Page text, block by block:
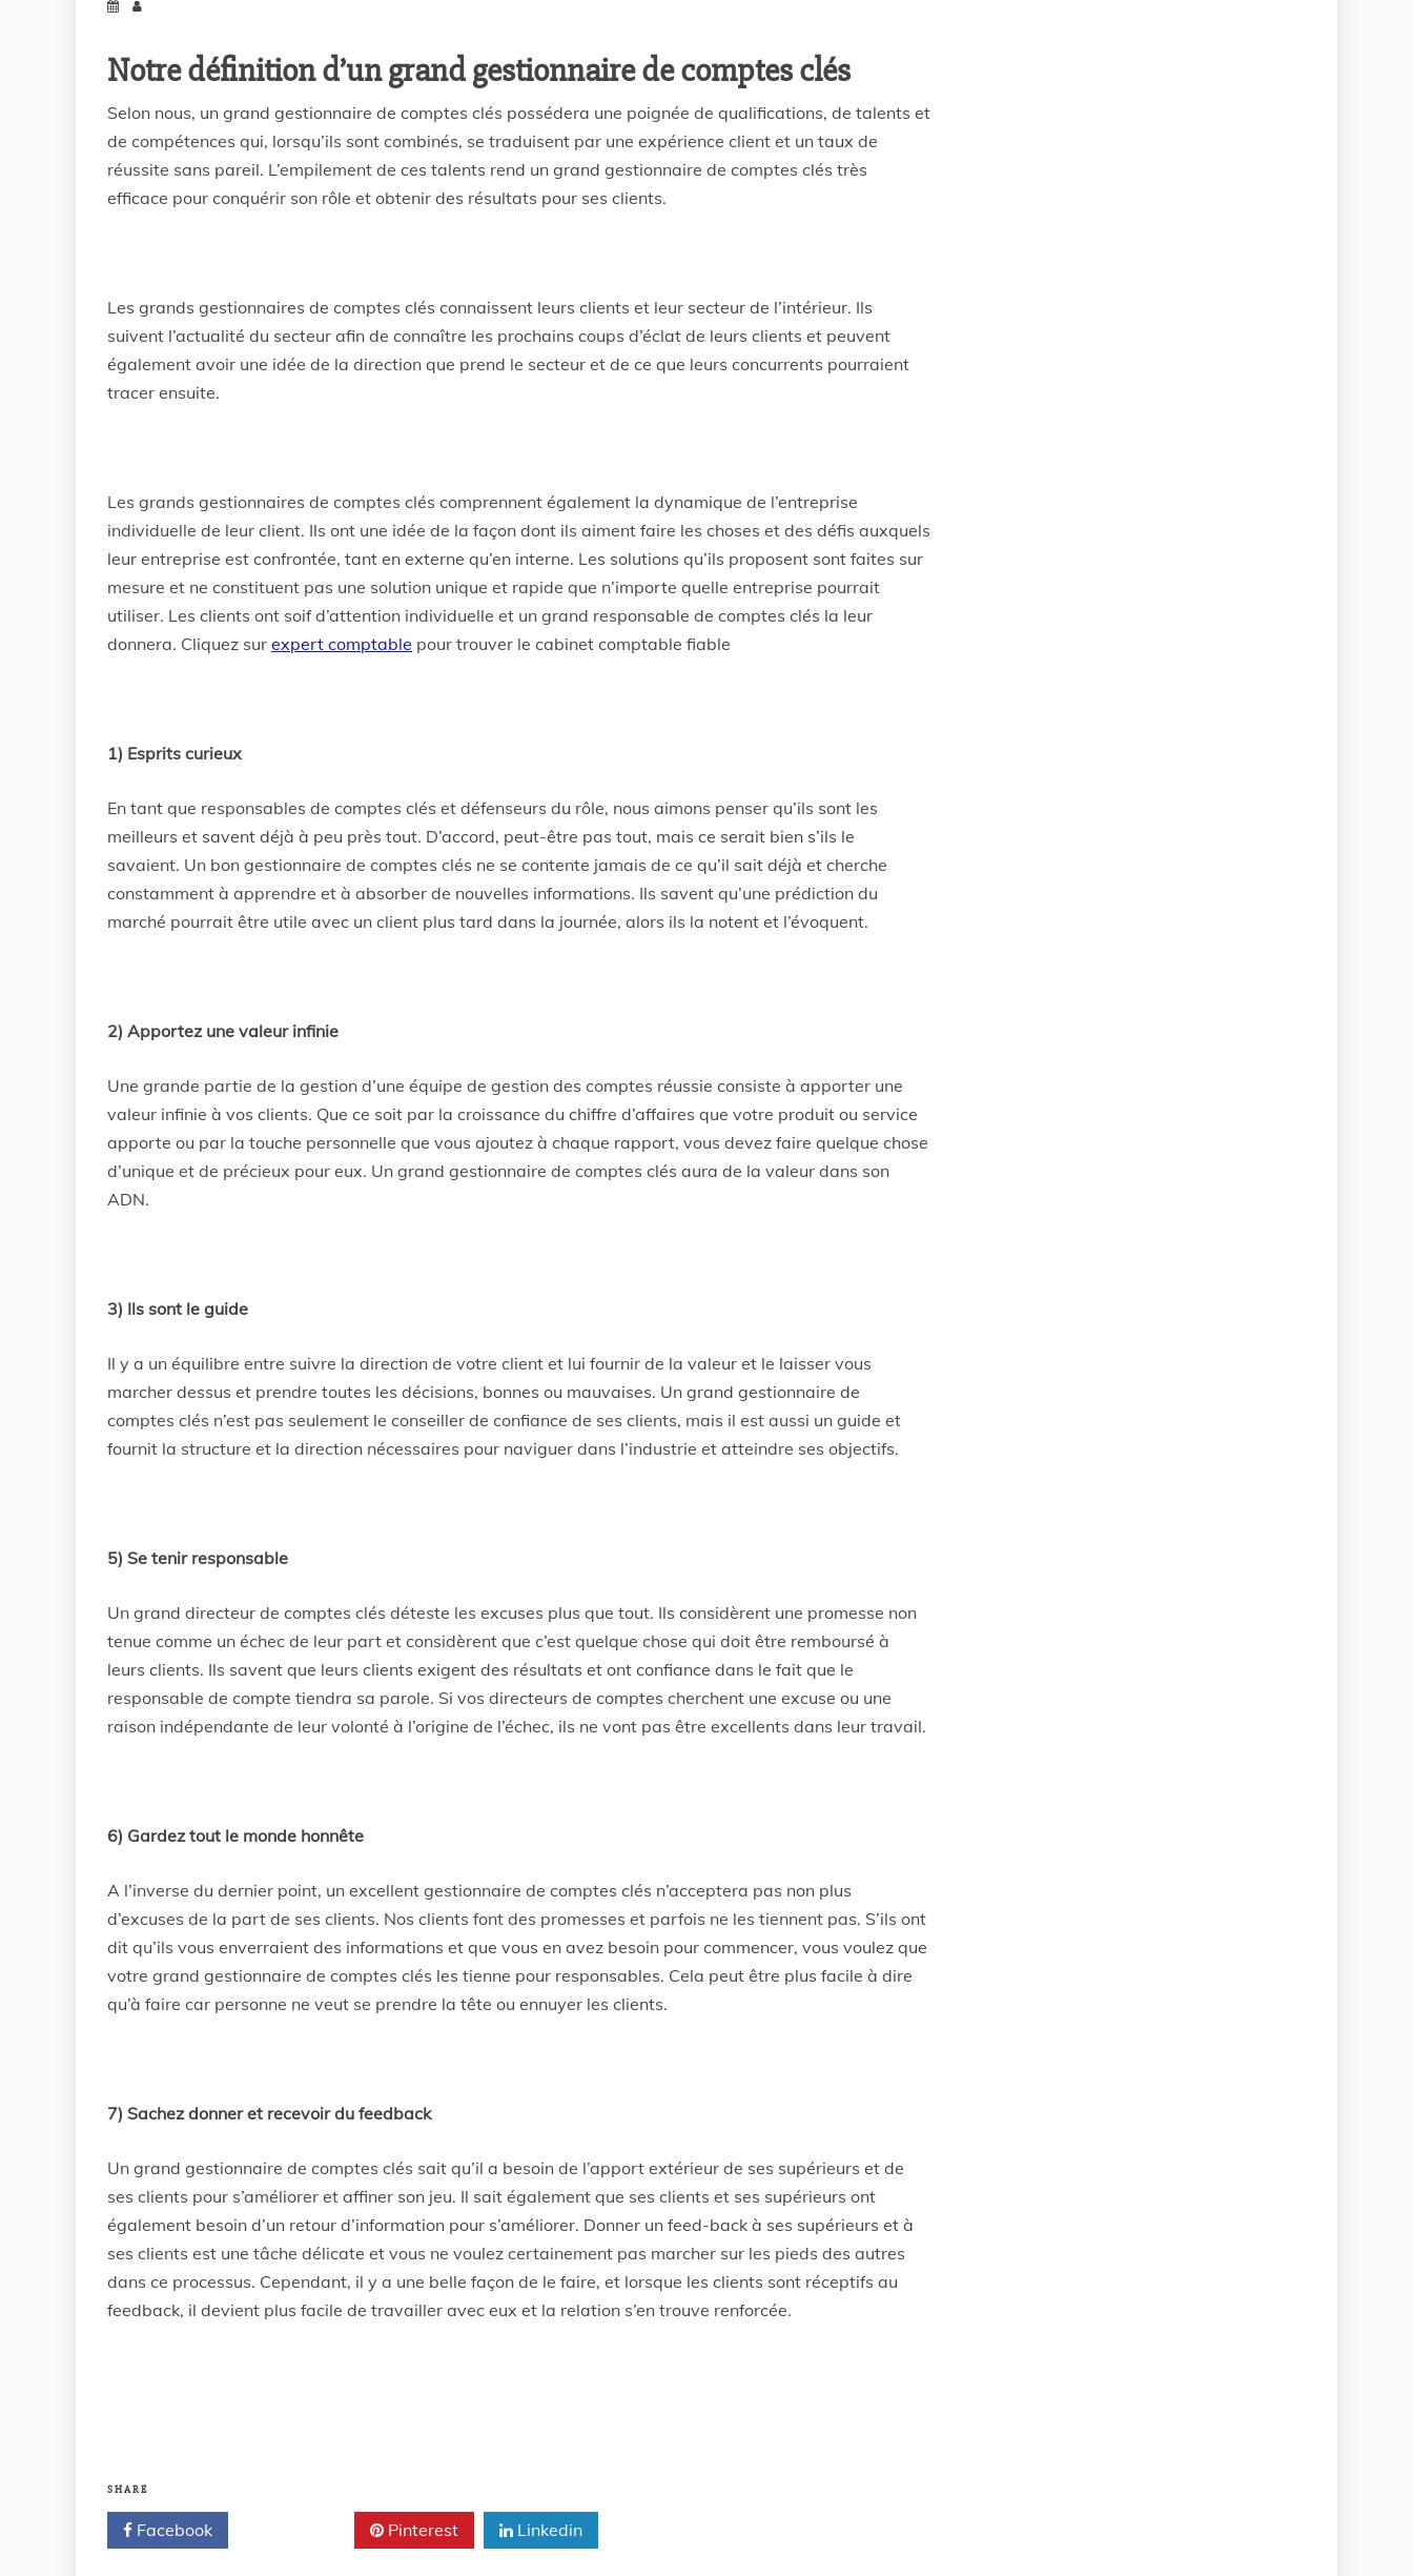
Notre définition d’un grand gestionnaire de comptes clés
Selon nous, un grand gestionnaire de comptes clés possédera une poignée de qualifications, de talents et
de compétences qui, lorsqu’ils sont combinés, se traduisent par une expérience client et un taux de
réussite sans pareil. L’empilement de ces talents rend un grand gestionnaire de comptes clés très
efficace pour conquérir son rôle et obtenir des résultats pour ses clients.
Les grands gestionnaires de comptes clés connaissent leurs clients et leur secteur de l’intérieur. Ils
suivent l’actualité du secteur afin de connaître les prochains coups d’éclat de leurs clients et peuvent
également avoir une idée de la direction que prend le secteur et de ce que leurs concurrents pourraient
tracer ensuite.
Les grands gestionnaires de comptes clés comprennent également la dynamique de l’entreprise
individuelle de leur client. Ils ont une idée de la façon dont ils aiment faire les choses et des défis auxquels
leur entreprise est confrontée, tant en externe qu’en interne. Les solutions qu’ils proposent sont faites sur
mesure et ne constituent pas une solution unique et rapide que n’importe quelle entreprise pourrait
utiliser. Les clients ont soif d’attention individuelle et un grand responsable de comptes clés la leur
donnera. Cliquez sur expert comptable pour trouver le cabinet comptable fiable
1) Esprits curieux
En tant que responsables de comptes clés et défenseurs du rôle, nous aimons penser qu’ils sont les
meilleurs et savent déjà à peu près tout. D’accord, peut-être pas tout, mais ce serait bien s’ils le
savaient. Un bon gestionnaire de comptes clés ne se contente jamais de ce qu’il sait déjà et cherche
constamment à apprendre et à absorber de nouvelles informations. Ils savent qu’une prédiction du
marché pourrait être utile avec un client plus tard dans la journée, alors ils la notent et l’évoquent.
2) Apportez une valeur infinie
Une grande partie de la gestion d’une équipe de gestion des comptes réussie consiste à apporter une
valeur infinie à vos clients. Que ce soit par la croissance du chiffre d’affaires que votre produit ou service
apporte ou par la touche personnelle que vous ajoutez à chaque rapport, vous devez faire quelque chose
d’unique et de précieux pour eux. Un grand gestionnaire de comptes clés aura de la valeur dans son
ADN.
3) Ils sont le guide
Il y a un équilibre entre suivre la direction de votre client et lui fournir de la valeur et le laisser vous
marcher dessus et prendre toutes les décisions, bonnes ou mauvaises. Un grand gestionnaire de
comptes clés n’est pas seulement le conseiller de confiance de ses clients, mais il est aussi un guide et
fournit la structure et la direction nécessaires pour naviguer dans l’industrie et atteindre ses objectifs.
5) Se tenir responsable
Un grand directeur de comptes clés déteste les excuses plus que tout. Ils considèrent une promesse non
tenue comme un échec de leur part et considèrent que c’est quelque chose qui doit être remboursé à
leurs clients. Ils savent que leurs clients exigent des résultats et ont confiance dans le fait que le
responsable de compte tiendra sa parole. Si vos directeurs de comptes cherchent une excuse ou une
raison indépendante de leur volonté à l’origine de l’échec, ils ne vont pas être excellents dans leur travail.
6) Gardez tout le monde honnête
A l’inverse du dernier point, un excellent gestionnaire de comptes clés n’acceptera pas non plus
d’excuses de la part de ses clients. Nos clients font des promesses et parfois ne les tiennent pas. S’ils ont
dit qu’ils vous enverraient des informations et que vous en avez besoin pour commencer, vous voulez que
votre grand gestionnaire de comptes clés les tienne pour responsables. Cela peut être plus facile à dire
qu’à faire car personne ne veut se prendre la tête ou ennuyer les clients.
7) Sachez donner et recevoir du feedback
Un grand gestionnaire de comptes clés sait qu’il a besoin de l’apport extérieur de ses supérieurs et de
ses clients pour s’améliorer et affiner son jeu. Il sait également que ses clients et ses supérieurs ont
également besoin d’un retour d’information pour s’améliorer. Donner un feed-back à ses supérieurs et à
ses clients est une tâche délicate et vous ne voulez certainement pas marcher sur les pieds des autres
dans ce processus. Cependant, il y a une belle façon de le faire, et lorsque les clients sont réceptifs au
feedback, il devient plus facile de travailler avec eux et la relation s’en trouve renforcée.
SHARE
Facebook Pinterest Linkedin